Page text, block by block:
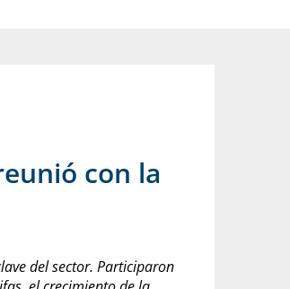
con la
del sector. Participaron